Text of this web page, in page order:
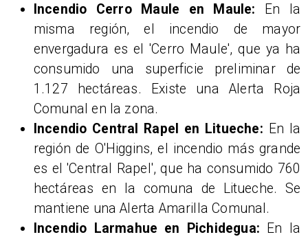
Incendio Cerro Maule en Maule: En la
misma región, el incendio de mayor
envergadura es el 'Cerro Maule', que ya ha
consumido una superficie preliminar de
1.127 hectáreas. Existe una Alerta Roja
Comunal en la zona.
Incendio Central Rapel en Litueche: En la
región de O'Higgins, el incendio más grande
es el 'Central Rapel', que ha consumido 760
hectáreas en la comuna de Litueche. Se
mantiene una Alerta Amarilla Comunal.
Incendio Larmahue en Pichidegua: En la